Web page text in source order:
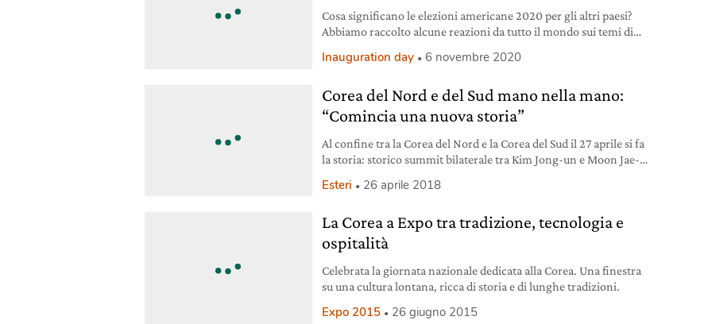
Cosa significano le elezioni americane 2020 per gli altri paesi?
Abbiamo raccolto alcune reazioni da tutto il mondo sui temi di
Inauguration day 6 novembre 2020
Corea del Nord e del Sud mano nella mano:
“Comincia una nuova storia”
Al confine tra la Corea del Nord e la Corea del Sud il 27 aprile si fa
la storia: storico summit bilaterale tra Kim Jong-un e Moon Jae-
Esteri 26 aprile 2018
La Corea a Expo tra tradizione, tecnologia e
ospitalità
Celebrata la giornata nazionale dedicata alla Corea. Una finestra
su una cultura lontana, ricca di storia e di lunghe tradizioni.
Expo 2015 26 giugno 2015